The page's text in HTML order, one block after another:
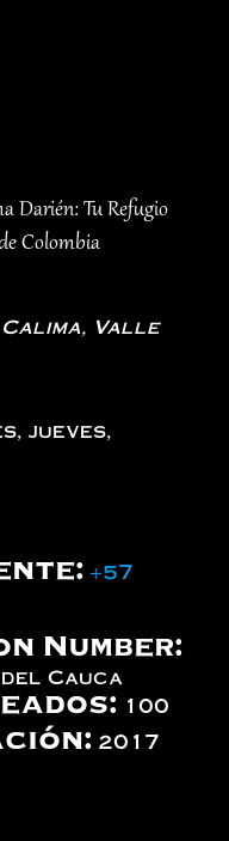
Darién: Tu Refugio
Colombia
Calima, Valle
jueves,
+57
Number:
Cauca
100
2017